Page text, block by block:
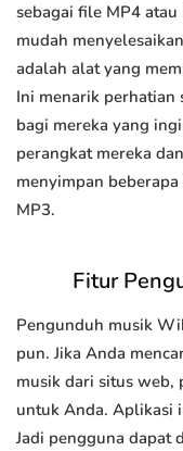
sebagai file MP4
mudah
adalah alat yang
Ini menarik perhatian
bagi mereka yang
perangkat mereka
menyimpan
MP3.
Fitur
Pengunduh musik
pun. Jika Anda
musik dari situs
untuk Anda. Aplikasi
Jadi pengguna dapat